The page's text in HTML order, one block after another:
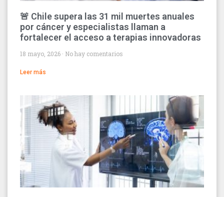
🚨 Chile supera las 31 mil muertes anuales
por cáncer y especialistas llaman a
fortalecer el acceso a terapias innovadoras
18 mayo, 2026 No hay comentarios
Leer más